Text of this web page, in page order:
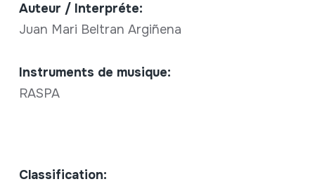
Auteur / Interpréte:
Juan Mari Beltran Argiñena
Instruments de musique:
RASPA
Classification: